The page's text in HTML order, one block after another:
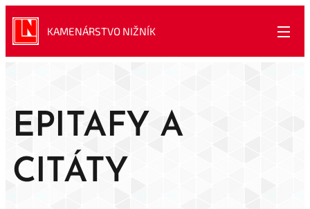
KAMENÁRSTVO NIŽNÍK
EPITAFY A
CITÁTY